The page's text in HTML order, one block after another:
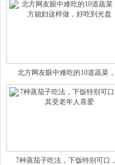
北方网友眼中难吃的10道蔬菜，
7种蒸茄子吃法，下饭特别可口，